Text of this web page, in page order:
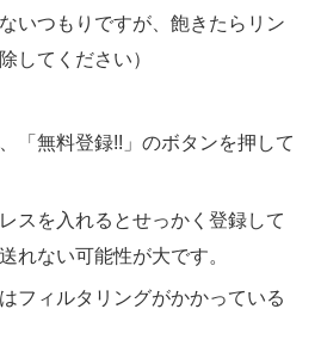
いつもりですが、飽きたらリン
してください）
「無料登録!!」のボタンを押して
スを入れるとせっかく登録して
れない可能性が大です。
フィルタリングがかかっている